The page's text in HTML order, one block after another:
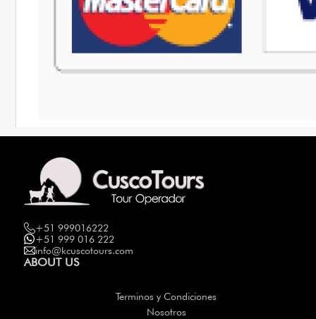
+51 999016222
+51 999 016 222
info@kcuscotours.com
ABOUT US
Terminos y Condiciones
Nosotros